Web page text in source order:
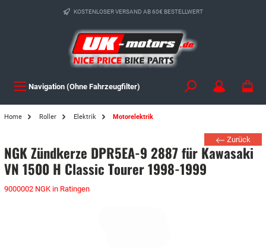
KOSTENLOSER VERSAND AB 60€ BESTELLWERT
Navigation (Ohne Fahrzeugfilter)
Home Roller Elektrik Motorelektrik
Zurück
NGK Zündkerze DPR5EA-9 2887 für Kawasaki
VN 1500 H Classic Tourer 1998-1999
9000002 NGK in Ratingen